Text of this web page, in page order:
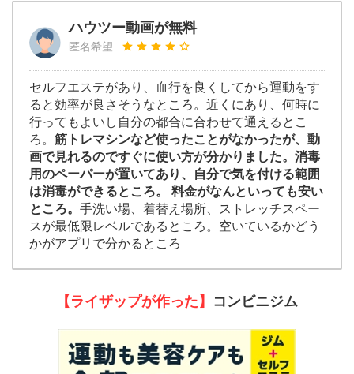
ハウツー動画が無料
匿名希望
セルフエステがあり、血行を良くしてから運動をす
ると効率が良さそうなところ。近くにあり、何時に
行ってもよいし自分の都合に合わせて通えるとこ
ろ。 筋トレマシンなど使ったことがなかったが、動
画で見れるのですぐに使い方が分かりました。消毒
用のペーパーが置いてあり、自分で気を付ける範囲
は消毒ができるところ。 料金がなんといっても安い
ところ。 手洗い場、着替え場所、ストレッチスペー
スが最低限レベルであるところ。空いているかどう
かがアプリで分かるところ
【ライザップが作った】 コンビニジム